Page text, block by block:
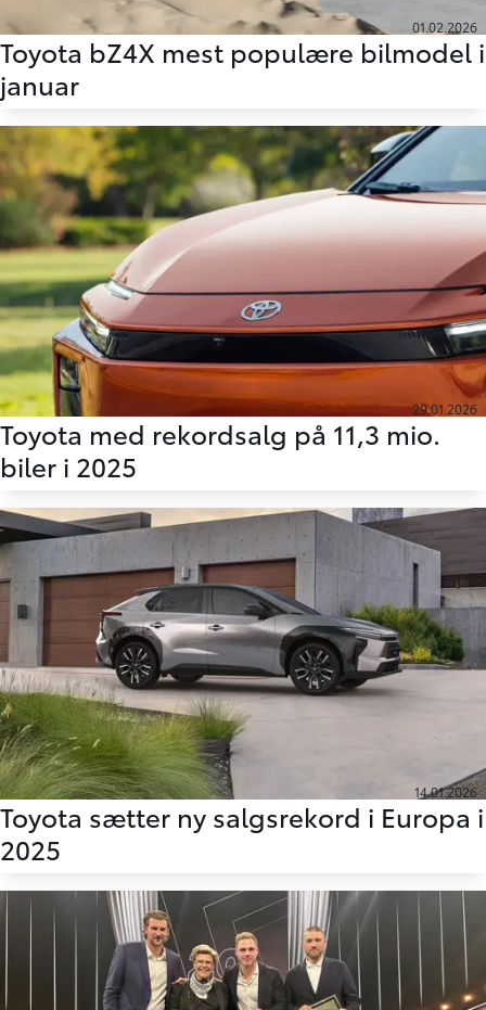
01.02.2026
Toyota bZ4X mest populære bilmodel i
januar
29.01.2026
Toyota med rekordsalg på 11,3 mio.
biler i 2025
14.01.2026
Toyota sætter ny salgsrekord i Europa i
2025